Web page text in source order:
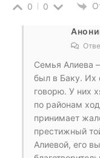
0 0
Семья Алиева
был в Баку. Их
говорю. У них
по районам
принимает
престижный
Алиевой, его